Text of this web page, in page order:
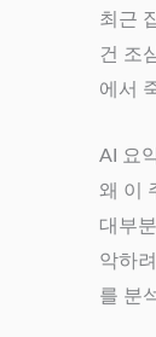
최근
건 조
에서
AI 요
왜 이
대부
악하
를 분